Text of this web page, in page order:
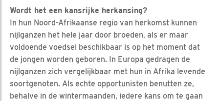
Wordt het een kansrijke herkansing?
In hun Noord-Afrikaanse regio van herkomst kunnen
nijlganzen het hele jaar door broeden, als er maar
voldoende voedsel beschikbaar is op het moment dat
de jongen worden geboren. In Europa gedragen de
nijlganzen zich vergelijkbaar met hun in Afrika levende
soortgenoten. Als echte opportunisten benutten ze,
behalve in de wintermaanden, iedere kans om te gaan